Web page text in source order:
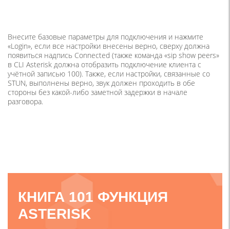
Внесите базовые параметры для подключения и нажмите
«Login», если все настройки внесены верно, сверху должна
появиться надпись Connected (также команда «sip show peers»
в CLI Asterisk должна отобразить подключение клиента с
учётной записью 100). Также, если настройки, связанные со
STUN, выполнены верно, звук должен проходить в обе
стороны без какой-либо заметной задержки в начале
разговора.
КНИГА 101 ФУНКЦИЯ
ASTERISK